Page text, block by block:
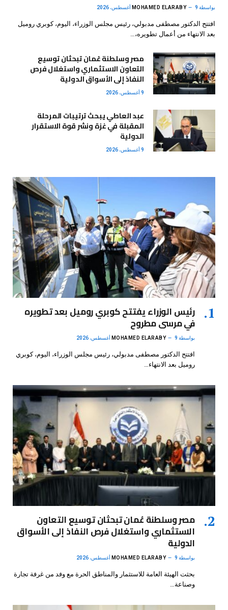
بواسطة MOHAMED ELARABY 9 أغسطس، 2026
افتتح الدكتور مصطفى مدبولي، رئيس مجلس الوزراء، اليوم، كوبري روميل
بعد الانتهاء من أعمال تطويره،…
مصر وسلطنة عُمان تبحثان توسيع
التعاون الاستثماري واستغلال فرص
النفاذ إلى الأسواق الدولية
9 أغسطس، 2026
عبد العاطي يبحث ترتيبات المرحلة
المقبلة في غزة ونشر قوة الاستقرار
الدولية
9 أغسطس، 2026
رئيس الوزراء يفتتح كوبري روميل بعد تطويره
في مرسى مطروح
بواسطة MOHAMED ELARABY 9 أغسطس، 2026
افتتح الدكتور مصطفى مدبولي، رئيس مجلس الوزراء، اليوم، كوبري
روميل بعد الانتهاء…
مصر وسلطنة عُمان تبحثان توسيع التعاون
الاستثماري واستغلال فرص النفاذ إلى الأسواق
الدولية
بواسطة MOHAMED ELARABY 9 أغسطس، 2026
بحثت الهيئة العامة للاستثمار والمناطق الحرة مع وفد من غرفة تجارة
وصناعة…